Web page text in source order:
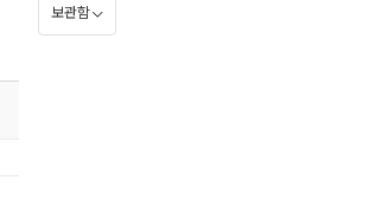
보관함